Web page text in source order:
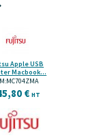
Apple USB
Macbook...
€ HT